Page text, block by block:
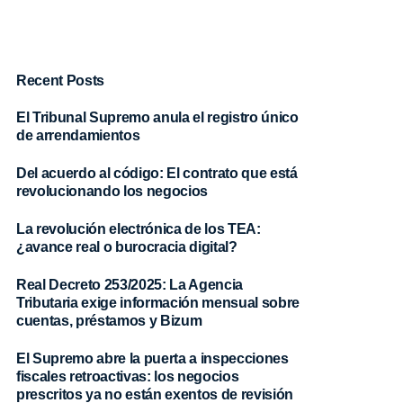
Recent Posts
El Tribunal Supremo anula el registro único
de arrendamientos
Del acuerdo al código: El contrato que está
revolucionando los negocios
La revolución electrónica de los TEA:
¿avance real o burocracia digital?
Real Decreto 253/2025: La Agencia
Tributaria exige información mensual sobre
cuentas, préstamos y Bizum
El Supremo abre la puerta a inspecciones
fiscales retroactivas: los negocios
prescritos ya no están exentos de revisión
928 385 740
admon@sable-asociados.com